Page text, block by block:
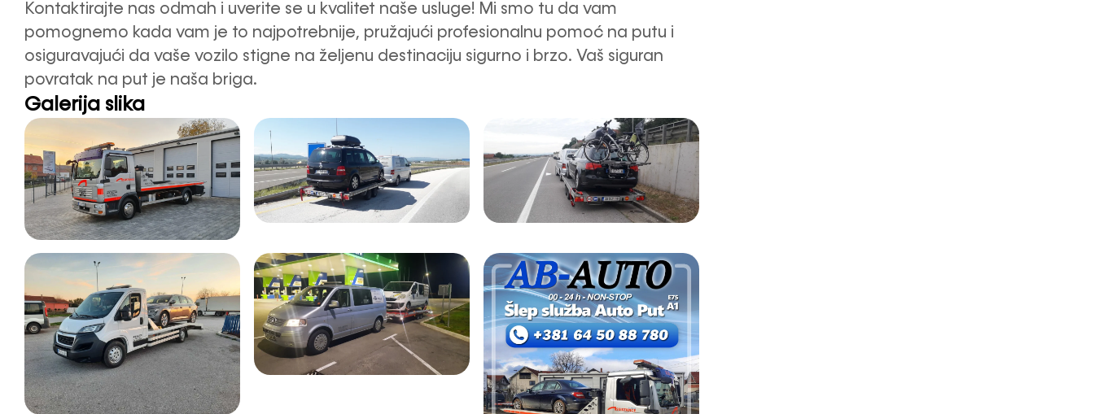
Kontaktirajte nas odmah i uverite se u kvalitet naše usluge! Mi smo tu da vam
pomognemo kada vam je to najpotrebnije, pružajući profesionalnu pomoć na putu i
osiguravajući da vaše vozilo stigne na željenu destinaciju sigurno i brzo. Vaš siguran
povratak na put je naša briga.
Galerija slika